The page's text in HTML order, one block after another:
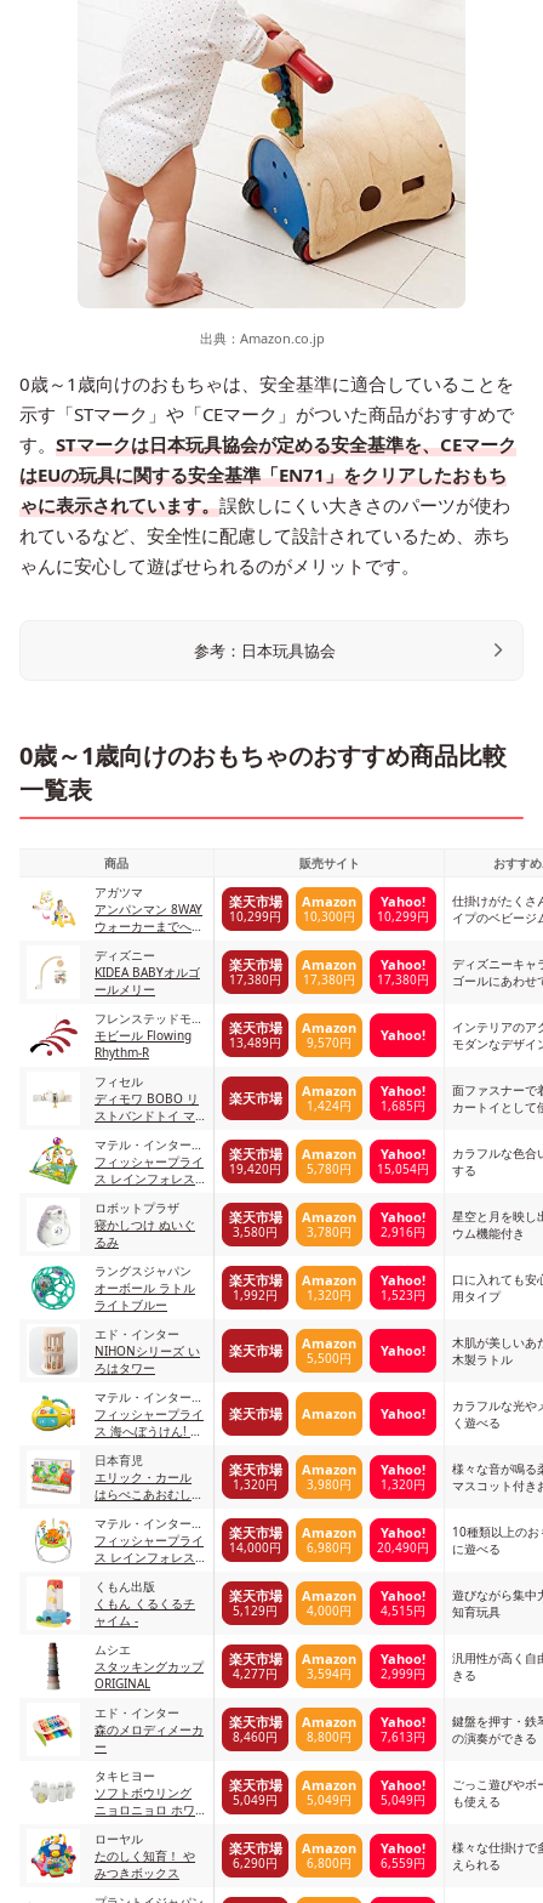
出典： Amazon.co.jp
0歳～1歳向けのおもちゃは、安全基準に適合していることを
示す「STマーク」や「CEマーク」がついた商品がおすすめで
す。 STマークは日本玩具協会が定める安全基準を、CEマーク
はEUの玩具に関する安全基準「EN71」をクリアしたおもち
ゃに表示されています。誤飲しにくい大きさのパーツが使わ
れているなど、安全性に配慮して設計されているため、赤ち
ゃんに安心して遊ばせられるのがメリットです。
参考：日本玩具協会
0歳～1歳向けのおもちゃのおすすめ商品比較
一覧表
商品 販売サイト
おすす
アガツマ
アンパンマン 8WAY
ウォーカーまでへん
ー
楽天市場
10,299円
Amazon
10,300円
Yahoo!
10,299円
仕掛けがたくさ
イプのベビージ
ディズニー
KIDEA BABYオルゴ
ールメリー
楽天市場
17,380円
Amazon
17,380円
Yahoo!
17,380円
ディズニーキャ
ゴールにあわせ
フレンステッドモビ
ール
モビール Flowing
Rhythm-R
楽天市場
13,489円
Amazon
9,570円 Yahoo!
インテリアのア
モダンなデザイ
フィセル
ディモワ BOBO リ
ストバンドトイ マ
楽天市場 Amazon
1,424円
Yahoo!
1,685円
面ファスナーで
カートイとして
マテル・インターナ
ショナル
フィッシャープライ
ス レインフォレス
II DFP08
楽天市場
19,420円
Amazon
5,780円
Yahoo!
15,054円
カラフルな色合
する
ロボットプラザ
寝かしつけ ぬいぐ
るみ
楽天市場
3,580円
Amazon
3,780円
Yahoo!
2,916円
星空と月を映し
ウム機能付き
ラングスジャパン
オーボール ラトル
ライトブルー
楽天市場
1,992円
Amazon
1,320円
Yahoo!
1,523円
口に入れても安
用タイプ
エド・インター
NIHONシリーズ い
ろはタワー
楽天市場 Amazon
5,500円 Yahoo!
木肌が美しいあ
木製ラトル
マテル・インターナ
ショナル
フィッシャープライ
ス 海へぼうけん! ミ
リン マルチカラー
楽天市場 Amazon Yahoo!
カラフルな光や
く遊べる
日本育児
エリック・カール
はらぺこあおむし
ビティ
楽天市場
1,320円
Amazon
3,980円
Yahoo!
1,320円
様々な音が鳴る
マスコット付き
マテル・インターナ
ショナル
フィッシャープライ
ス レインフォレス
インフォレスト
楽天市場
14,000円
Amazon
6,980円
Yahoo!
20,490円
10種類以上の
に遊べる
くもん出版
くもん くるくるチ
ャイム -
楽天市場
5,129円
Amazon
4,000円
Yahoo!
4,515円
遊びながら集中
知育玩具
ムシエ
スタッキングカップ
ORIGINAL
楽天市場
4,277円
Amazon
3,594円
Yahoo!
2,999円
汎用性が高く自
きる
エド・インター
森のメロディメーカ
ー
楽天市場
8,460円
Amazon
8,800円
Yahoo!
7,613円
鍵盤を押す・鉄
の演奏ができる
タキヒヨー
ソフトボウリング
ニョロニョロ ホワ
楽天市場
5,049円
Amazon
5,049円
Yahoo!
5,049円
ごっこ遊びやボ
も使える
ローヤル
たのしく知育！ や
みつきボックス
楽天市場
6,290円
Amazon
6,800円
Yahoo!
6,559円
様々な仕掛けで
えられる